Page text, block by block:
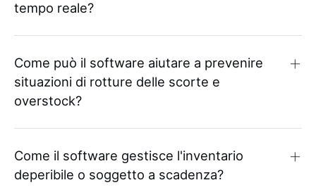
tempo reale?
Come può il software aiutare a prevenire
situazioni di rotture delle scorte e
overstock?
Come il software gestisce l'inventario
deperibile o soggetto a scadenza?